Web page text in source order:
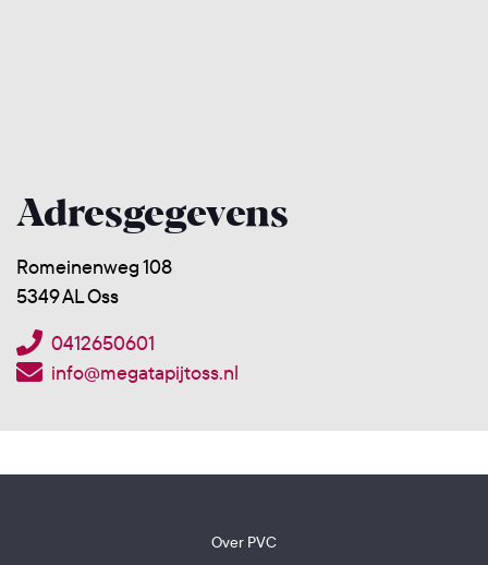
Adresgegevens
Romeinenweg 108
5349 AL Oss
0412650601
info@megatapijtoss.nl
Over PVC